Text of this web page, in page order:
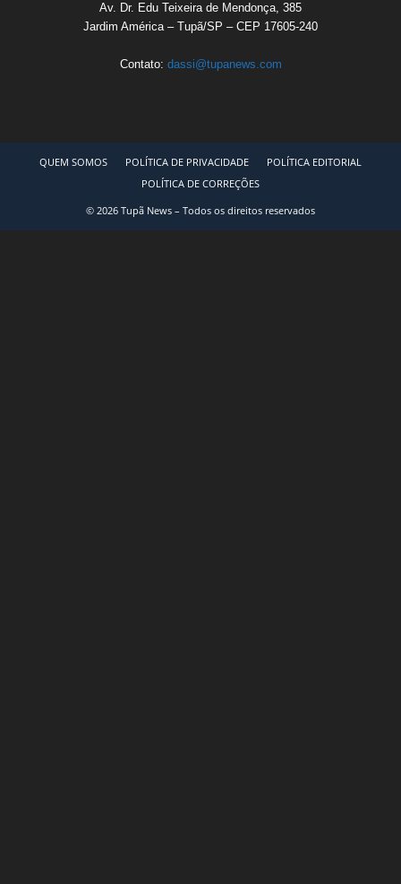
Av. Dr. Edu Teixeira de Mendonça, 385
Jardim América – Tupã/SP – CEP 17605-240
Contato: dassi@tupanews.com
QUEM SOMOS POLÍTICA DE PRIVACIDADE
POLÍTICA EDITORIAL
POLÍTICA DE CORREÇÕES
© 2026 Tupã News – Todos os direitos reservados